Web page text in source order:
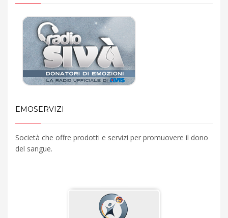
EMOSERVIZI
Società che offre prodotti e servizi per promuovere il dono
del sangue.